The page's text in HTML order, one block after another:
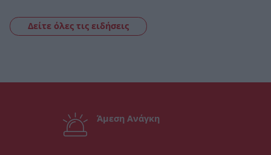
Δείτε όλες τις ειδήσεις
Άμεση Ανάγκη